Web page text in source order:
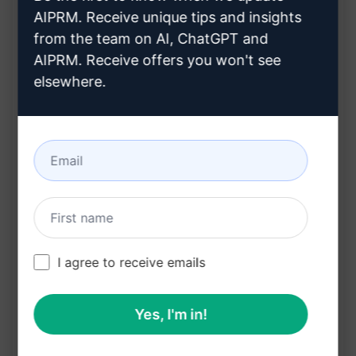
progetto in modo completo
Supporto nella delineazione di tutti gli aspetti
importanti del progetto
Vantaggi:
Risparmio di tempo grazie alla guida
dettagliata
Assicura di non trascurare alcun dettaglio
critico nella progettazione
idee e requisiti agli sviluppatori
Garantisce una base solida per lo sviluppo
AIPRM. Receive unique tips and insights
from the team on AI, ChatGPT and
AIPRM. Receive offers you won't see
elsewhere.
I agree to receive emails
Yes, I'm in!